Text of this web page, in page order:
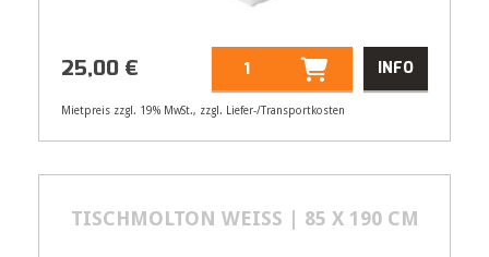
Artikelnummer
21115
25,00€
25,00 € INFO
Mietpreis zzgl. 19% MwSt., zzgl. Liefer-/Transportkosten
TISCHMOLTON WEISS | 85 X 190 CM